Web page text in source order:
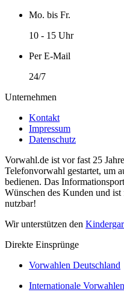
Mo. bis Fr.
10 - 15 Uhr
Per E-Mail
24/7
Unternehmen
Kontakt
Impressum
Datenschutz
Vorwahl.de ist vor fast 25
Telefonvorwahl gestartet, um
bedienen. Das
Wünschen des Kunden und
nutzbar!
Wir unterstützen den
Direkte Einsprünge
Vorwahlen Deutschland
Internationale Vorwahlen